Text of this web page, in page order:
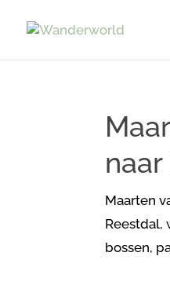
Maarten
Reestdal,
bossen,